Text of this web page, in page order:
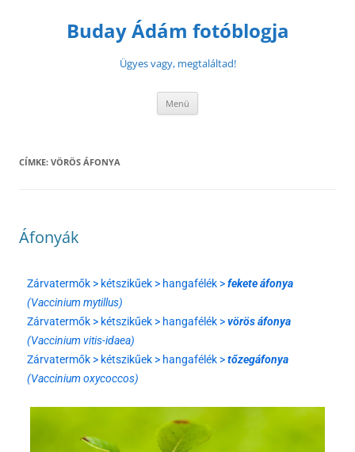
Buday Ádám fotóblogja
Ügyes vagy, megtaláltad!
Menü
CÍMKE: VÖRÖS ÁFONYA
Áfonyák
Zárvatermők > kétszikűek > hangafélék >fekete áfonya
(Vaccinium mytillus)
Zárvatermők > kétszikűek > hangafélék >vörös áfonya
(Vaccinium vitis-idaea)
Zárvatermők > kétszikűek > hangafélék >tőzegáfonya
(Vaccinium oxycoccos)